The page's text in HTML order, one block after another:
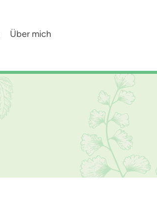
Über mich